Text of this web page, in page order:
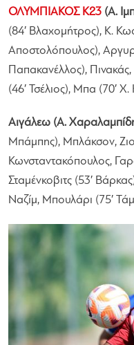
ΟΛΥΜΠΙΑΚΟΣ Κ23 (Α.
(84′ Βλαχομήτρος), Κ.
Αποστολόπουλος),
Παπακανέλλος),
(46′ Τσέλιος), Μπα (70′
Αιγάλεω (Α.
Μπάμπης), Μπλάκσον,
Κωνσταντακόπουλος,
Σταμένκοβιτς (53′
Ναζίμ, Μπουλάρι (75′